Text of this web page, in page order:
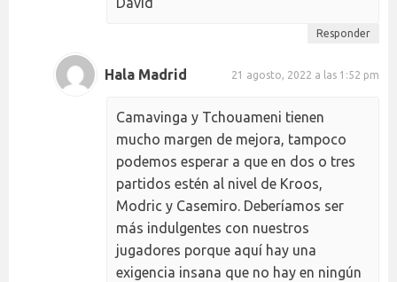
Responder
Hala Madrid 21 agosto, 2022 a las 1:52 pm
Camavinga y Tchouameni tienen
mucho margen de mejora, tampoco
podemos esperar a que en dos o tres
partidos estén al nivel de Kroos,
Modric y Casemiro. Deberíamos ser
más indulgentes con nuestros
jugadores porque aquí hay una
exigencia insana que no hay en ningún